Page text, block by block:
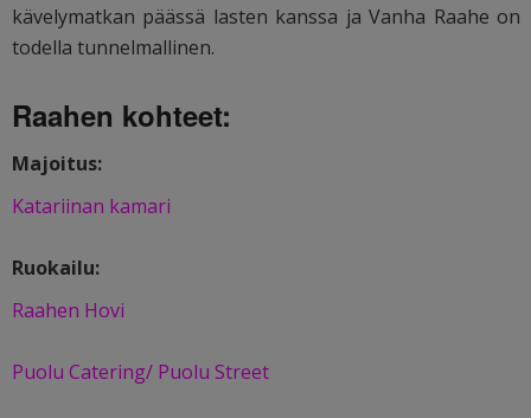
kävelymatkan päässä lasten kanssa ja Vanha Raahe on
todella tunnelmallinen.
Raahen kohteet:
Majoitus:
Katariinan kamari
Ruokailu:
Raahen Hovi
Puolu Catering/ Puolu Street